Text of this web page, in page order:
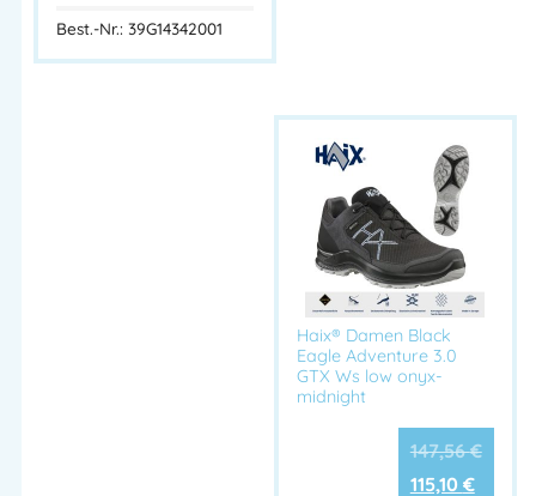
Best.-Nr.: 39G14342001
Haix® Damen Black
Eagle Adventure 3.0
GTX Ws low onyx-
midnight
147,56€
115,10 €